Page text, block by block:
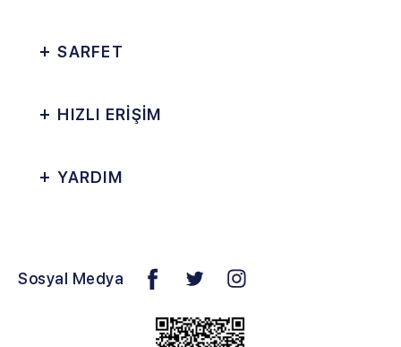
SARFET
HIZLI ERİŞİM
YARDIM
Sosyal Medya